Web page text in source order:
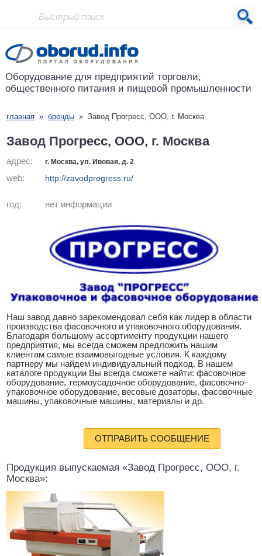
Проект основан в 2001 году
Оборудование для предприятий торговли,
общественного питания и пищевой промышленности
главная » бренды » Завод Прогресс, ООО, г. Москва
Завод Прогресс, ООО, г. Москва
адрес: г. Москва, ул. Ивовая, д. 2
web: http://zavodprogress.ru/
год: нет информации
Наш завод давно зарекомендовал себя как лидер в области
производства фасовочного и упаковочного оборудования.
Благодаря большому ассортименту продукции нашего
предприятия, мы всегда сможем предложить нашим
клиентам самые взаимовыгодные условия. К каждому
партнеру мы найдем индивидуальный подход. В нашем
каталоге продукции Вы всегда сможете найти: фасовочное
оборудование, термоусадочное оборудование, фасовочно-
упаковочное оборудование, весовые дозаторы, фасовочные
машины, упаковочные машины, материалы и др.
ОТПРАВИТЬ СООБЩЕНИЕ
Продукция выпускаемая «Завод Прогресс, ООО, г.
Москва»: